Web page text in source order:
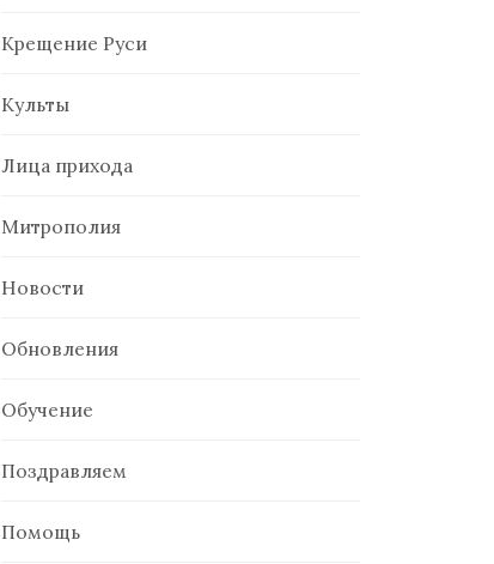
Крещение Руси
Культы
Лица прихода
Митрополия
Новости
Обновления
Обучение
Поздравляем
Помощь